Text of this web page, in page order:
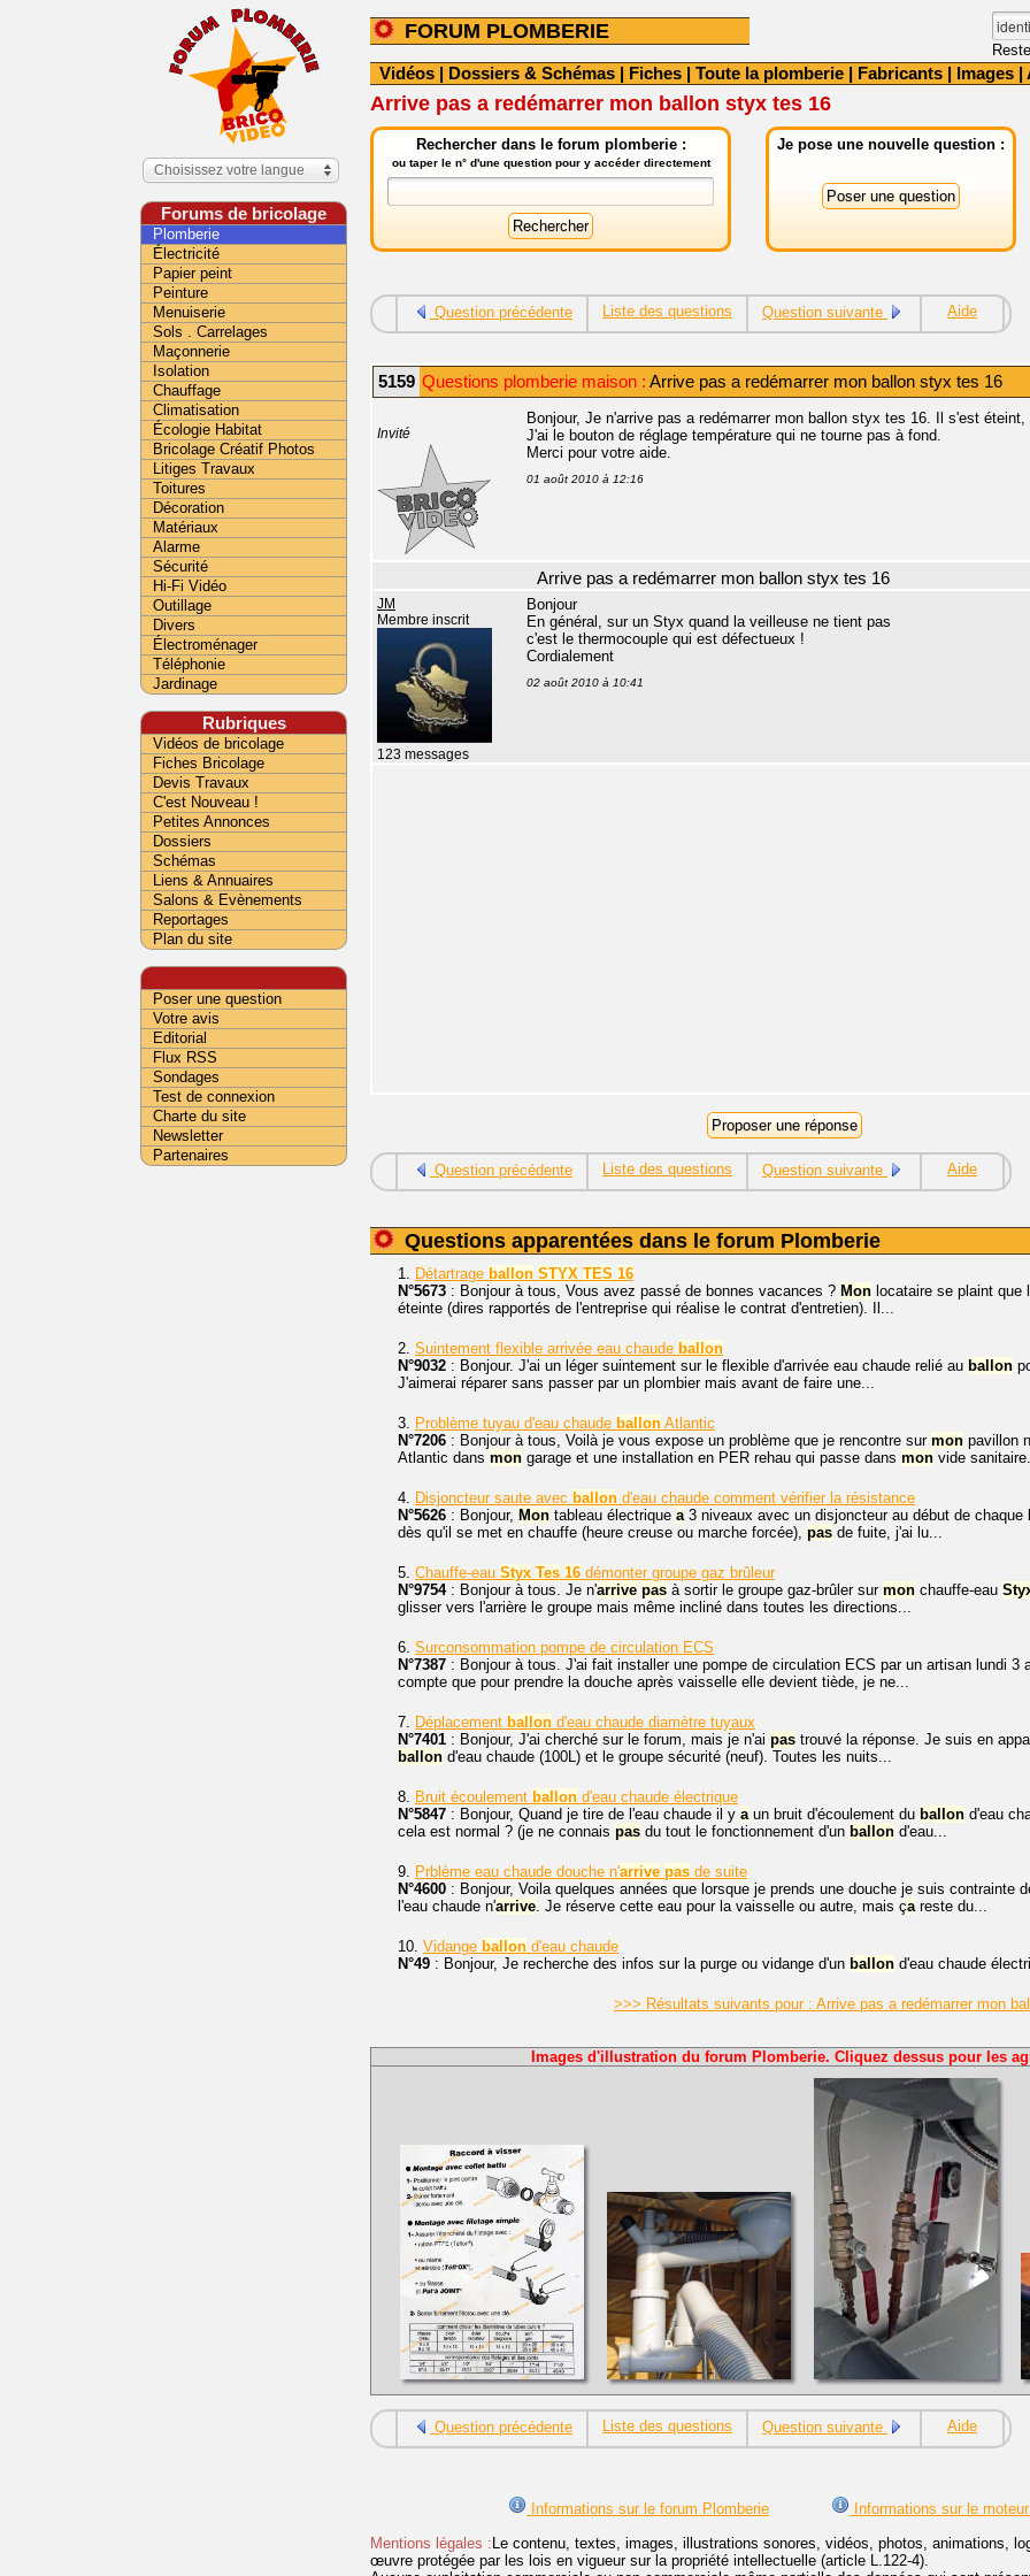
FORUM PLOMBERIE
Vidéos | Dossiers & Schémas | Fiches | Toute la plomberie | Fabricants | Images |
Arrive pas a redémarrer mon ballon styx tes 16
Rechercher dans le forum plomberie :
ou taper le n° d'une question pour y accéder directement
Je pose une nouvelle question :
Question précédente Liste des questions Question suivante Aide
5159 Questions plomberie maison : Arrive pas a redémarrer mon ballon styx tes 16
Invité
Bonjour, Je n'arrive pas a redémarrer mon ballon styx tes 16. Il s'est
J'ai le bouton de réglage température qui ne tourne pas à fond.
Merci pour votre aide.
01 août 2010 à 12:16
Arrive pas a redémarrer mon ballon styx tes 16
JM
Membre inscrit
123 messages
Bonjour
En général, sur un Styx quand la veilleuse ne tient pas
c'est le thermocouple qui est défectueux !
Cordialement
02 août 2010 à 10:41
Question précédente Liste des questions Question suivante Aide
Questions apparentées dans le forum Plomberie
1. Détartrage ballon STYX TES 16
N°5673 : Bonjour à tous, Vous avez passé de bonnes vacances ? Mon locataire se plaint que
éteinte (dires rapportés de l'entreprise qui réalise le contrat d'entretien). Il...
2. Suintement flexible arrivée eau chaude ballon
N°9032 : Bonjour. J'ai un léger suintement sur le flexible d'arrivée eau chaude relié au ballon
J'aimerai réparer sans passer par un plombier mais avant de faire une...
3. Problème tuyau d'eau chaude ballon Atlantic
N°7206 : Bonjour à tous, Voilà je vous expose un problème que je rencontre sur mon pavillon
Atlantic dans mon garage et une installation en PER rehau qui passe dans mon vide
4. Disjoncteur saute avec ballon d'eau chaude comment vérifier la résistance
N°5626 : Bonjour, Mon tableau électrique a3 niveaux avec un disjoncteur au début de chaque
dès qu'il se met en chauffe (heure creuse ou marche forcée), pas de fuite, j'ai lu...
5. Chauffe-eau Styx Tes 16 démonter groupe gaz brûleur
N°9754: Bonjour à tous. Je n'arrive pas à sortir le groupe gaz-brûler sur mon chauffe-eau
glisser vers l'arrière le groupe mais même incliné dans toutes les directions...
6. Surconsommation pompe de circulation ECS
N°7387 : Bonjour à tous. J'ai fait installer une pompe de circulation ECS par un artisan lundi
compte que pour prendre la douche après vaisselle elle devient tiède, je ne...
7. Déplacement ballon d'eau chaude diamètre tuyaux
N°7401 : Bonjour, J'ai cherché sur le forum, mais je n'ai pas trouvé la réponse. Je suis en
ballon d'eau chaude (100L) et le groupe sécurité (neuf). Toutes les nuits...
8. Bruit écoulement ballon d'eau chaude électrique
N°5847 : Bonjour, Quand je tire de l'eau chaude il y aun bruit d'écoulement du ballon d'eau
cela est normal ? (je ne connais pas du tout le fonctionnement d'un ballon d'eau...
9. Prblème eau chaude douche n'arrive pas de suite
N°4600 : Bonjour, Voila quelques années que lorsque je prends une douche je suis contrainte
l'eau chaude n'arrive. Je réserve cette eau pour la vaisselle ou autre, mais çareste du...
10. Vidange ballon d'eau chaude
N°49 : Bonjour, Je recherche des infos sur la purge ou vidange d'un ballon d'eau chaude
>>> Résultats suivants pour : Arrive pas a redémarrer mon
Images d'illustration du forum Plomberie. Cliquez dessus pour les
Question précédente Liste des questions Question suivante Aide
Informations sur le forum Plomberie Informations sur le
Mentions légales : Le contenu, textes, images, illustrations sonores, vidéos, photos, animations,
œuvre protégée par les lois en vigueur sur la propriété intellectuelle (article L.122-4).
Choisissez votre langue
Forums de bricolage
Plomberie
Électricité
Papier peint
Peinture
Menuiserie
Sols . Carrelages
Maçonnerie
Isolation
Chauffage
Climatisation
Écologie Habitat
Bricolage Créatif Photos
Litiges Travaux
Toitures
Décoration
Matériaux
Alarme
Sécurité
Hi-Fi Vidéo
Outillage
Divers
Électroménager
Téléphonie
Jardinage
Rubriques
Vidéos de bricolage
Fiches Bricolage
Devis Travaux
C'est Nouveau !
Petites Annonces
Dossiers
Schémas
Liens & Annuaires
Salons & Evènements
Reportages
Plan du site
Poser une question
Votre avis
Editorial
Flux RSS
Sondages
Test de connexion
Charte du site
Newsletter
Partenaires